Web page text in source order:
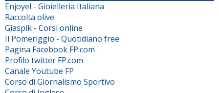
Enjoyel - Gioielleria Italiana
Raccolta olive
Giaspik - Corsi online
Il Pomeriggio - Quotidiano free
Pagina Facebook FP.com
Profilo twitter FP.com
Canale Youtube FP
Corso di Giornalismo Sportivo